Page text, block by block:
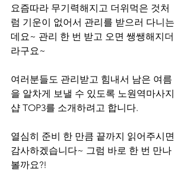
요즘따라 무기력해지고 더위먹은 것처
럼 기운이 없어서 관리를 받으러 다니는
데요~ 관리 한 번 받고 오면 쌩쌩해지더
라구요~
여러분들도 관리받고 힘내서 남은 여름
을 알차게 보낼 수 있도록 노원역마사지
샵 TOP3를 소개하려고 합니다.
열심히 준비 한 만큼 끝까지 읽어주시면
감사하겠습니다~ 그럼 바로 한 번 만나
볼까요?!